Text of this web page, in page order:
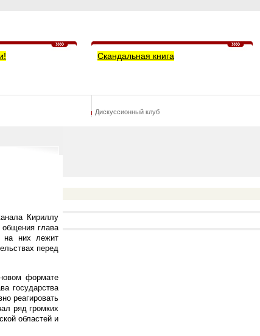
Скандальная книга
Дискуссионный клуб
Кириллу
общения глава
на них лежит
перед
формате
государства
реагировать
ряд громких
областей и